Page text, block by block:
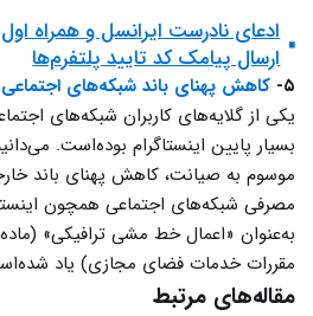
ادعای نادرست ایرانسل و همراه
ارسال پیامک کد تایید پلتفرم‌ها
۵- کاهش پهنای باند شبکه‌‌های
یکی از گلایه‌های کاربران شبکه‌های
بسیار پایین اینستاگرام بوده‌است.
موسوم به صیانت، کاهش پهنای باند
مصرفی شبکه‌های اجتماعی همچون
مقررات خدمات فضای مجازی) یاد
مقاله‌های مرتبط